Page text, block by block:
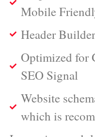
Mobile
Header
Optimized for
SEO Signal
Website
which is